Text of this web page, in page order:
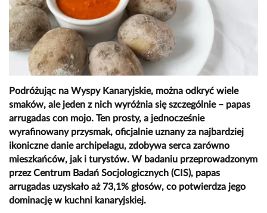
Podróżując na Wyspy Kanaryjskie, można odkryć wiele
smaków, ale jeden z nich wyróżnia się szczególnie – papas
arrugadas con mojo. Ten prosty, a jednocześnie
wyrafinowany przysmak, oficjalnie uznany za najbardziej
ikoniczne danie archipelagu, zdobywa serca zarówno
mieszkańców, jak i turystów. W badaniu przeprowadzonym
przez Centrum Badań Socjologicznych (CIS), papas
arrugadas uzyskało aż 73,1% głosów, co potwierdza jego
dominację w kuchni kanaryjskiej.